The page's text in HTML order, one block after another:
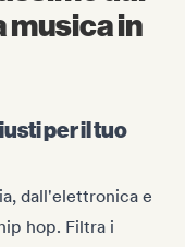
in
per il tuo
dall'elettronica e
hop. Filtra i